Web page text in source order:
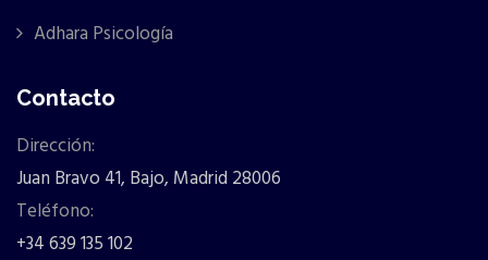
Adhara Psicología
Contacto
Dirección:
Juan Bravo 41, Bajo, Madrid 28006
Teléfono:
+34 639 135 102